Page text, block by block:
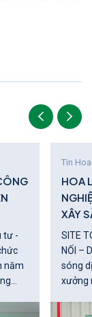
tư -
năm
Tin
HOA
XÂY
SITE
NỐI – DẪN
sóng
xưởng